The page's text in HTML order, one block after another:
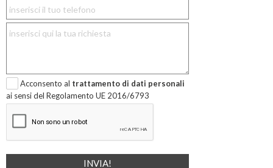
Acconsento al trattamento di dati personali
ai sensi del Regolamento UE 2016/6793